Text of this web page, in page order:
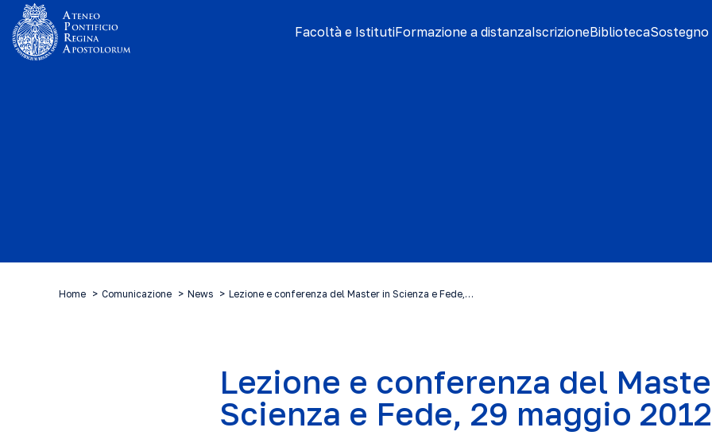
Facoltà e IstitutiFormazione a distanzaIscrizioneBiblioteca
Home Comunicazione News Lezione e conferenza del Master in Scienza e Fede,…
Lezione e conferenza del
Scienza e Fede, 29 maggio 2012